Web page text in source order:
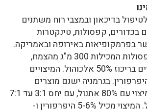
בדיכאון ובמצבי רוח משתנים
בכדורים, קפסולות, טינקטרות
בפרמקופיאות באירופה ובאמריקה.
הוא מצוי בצורת קפסולות המכילות 300 מ"ג מהצמח,
במיצויים אלכוהוליים בריכוז 50% אלכוהול. המיצויים
בגרמניה ישנם מוצרים
שהתקבלו על ידי מיצוי עם 80% אתנול, עם יחס 3:1 עד 7:1
של צמח לאלכוהול. המיצוי מכיל 5-6% היפרפורין ו-